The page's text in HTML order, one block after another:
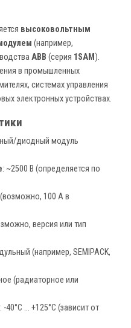
высоковольтным
(например,
ABB (серия 1SAM ).
в промышленных
системах управления
электронных устройствах.
диодный модуль
: ~2500 В (определяется по
100 A в
версия или тип
(например, SEMIPACK,
(радиаторное или
: -40°C ... +125°C (зависит от